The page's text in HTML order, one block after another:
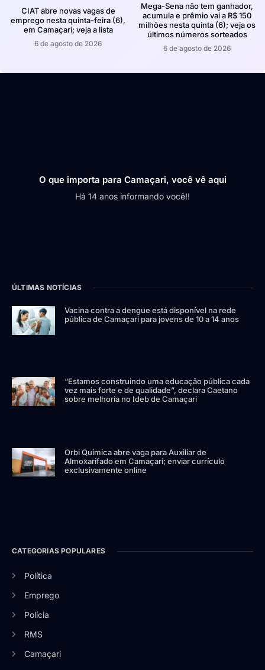
CIAT abre novas vagas de
emprego nesta quinta-feira (6),
em Camaçari; veja a lista
6 de agosto de 2026
Mega-Sena não tem ganhador,
acumula e prêmio vai a R$ 150
milhões nesta quinta (6); veja os
últimos números sorteados
6 de agosto de 2026
O que importa para Camaçari, você vê aqui
Há 14 anos informando você!!
ÚLTIMAS NOTÍCIAS
Vacina contra a dengue está disponível na rede
pública de Camaçari para jovens de 10 a 14 anos
“Estamos construindo uma educação pública cada
vez mais forte e de qualidade”, declara Caetano
sobre melhoria no Ideb de Camaçari
Orbi Química abre vaga para Auxiliar de
Almoxarifado em Camaçari; enviar currículo
exclusivamente online
CATEGORIAS POPULARES
Política
Emprego
Polícia
RMS
Camaçari